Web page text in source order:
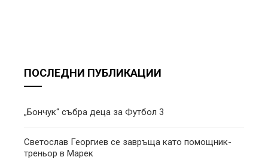
ПОСЛЕДНИ ПУБЛИКАЦИИ
„Бончук“ събра деца за Футбол 3
Светослав Георгиев се завръща като помощник-
треньор в Марек